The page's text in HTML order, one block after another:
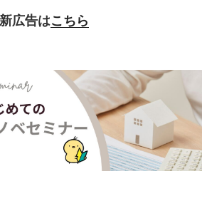
広告はこちら